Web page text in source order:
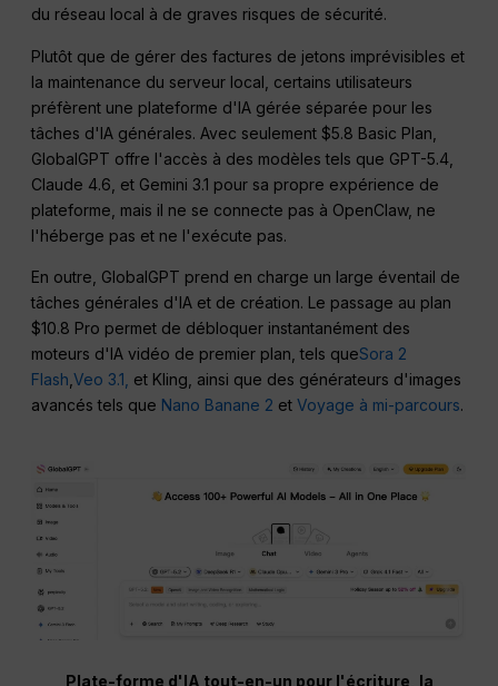
du réseau local à de graves risques de sécurité.
Plutôt que de gérer des factures de jetons imprévisibles et
la maintenance du serveur local, certains utilisateurs
préfèrent une plateforme d'IA gérée séparée pour les
tâches d'IA générales. Avec seulement $5.8 Basic Plan,
GlobalGPT offre l'accès à des modèles tels que GPT-5.4,
Claude 4.6, et Gemini 3.1 pour sa propre expérience de
plateforme, mais il ne se connecte pas à OpenClaw, ne
l'héberge pas et ne l'exécute pas.
En outre, GlobalGPT prend en charge un large éventail de
tâches générales d'IA et de création. Le passage au plan
$10.8 Pro permet de débloquer instantanément des
moteurs d'IA vidéo de premier plan, tels queSora 2
Flash ,Veo 3.1, et Kling, ainsi que des générateurs d'images
avancés tels que Nano Banane 2 etVoyage à mi-parcours.
Plate-forme d'IA tout-en-un pour l'écriture, la